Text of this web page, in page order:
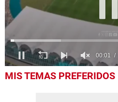
seconds
MIS TEMAS PREFERIDOS